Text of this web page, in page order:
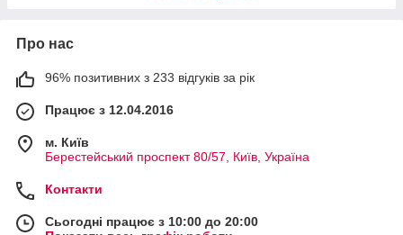
Про нас
96% позитивних з 233 відгуків за рік
Працює з 12.04.2016
м. Київ
Берестейський проспект 80/57, Київ, Україна
Контакти
Сьогодні працює з 10:00 до 20:00